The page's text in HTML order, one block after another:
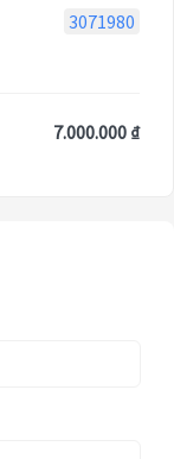
3071980
7.000.000 ₫